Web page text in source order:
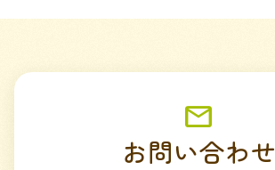
お問い合わせ